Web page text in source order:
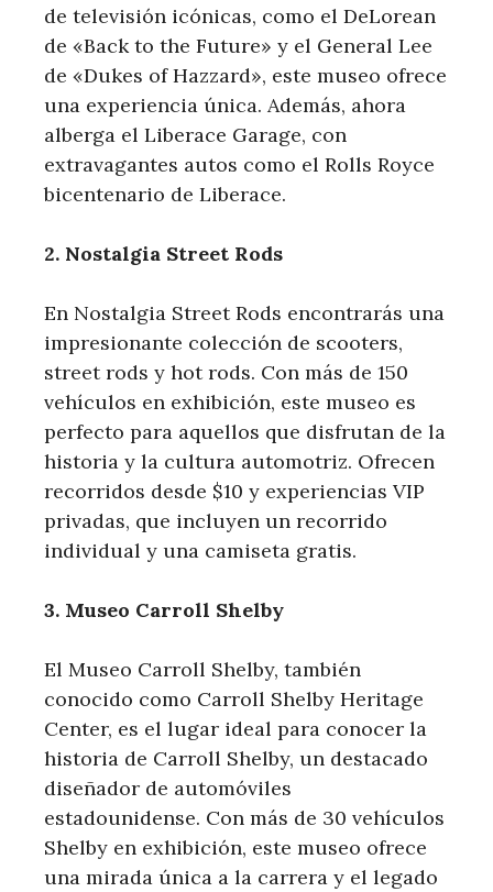
de televisión icónicas, ​como el DeLorean
⁢de «Back to the Future» y el General Lee
de «Dukes‌ of Hazzard», este museo ofrece
una⁤ experiencia única. Además, ahora
alberga el Liberace Garage, con
extravagantes⁤ autos como el Rolls Royce
bicentenario de Liberace.
2. Nostalgia Street Rods
En Nostalgia Street Rods encontrarás una
impresionante colección de scooters,
street rods y hot rods. Con más de 150
vehículos en‍ exhibición, este museo es
perfecto para aquellos que disfrutan de la
historia y la cultura automotriz. ⁤Ofrecen
recorridos desde $10 y experiencias VIP
privadas, que incluyen un recorrido
individual y una camiseta gratis.
3. Museo Carroll Shelby
El Museo Carroll Shelby, también
conocido como Carroll Shelby Heritage
Center, es el lugar ideal para conocer la
historia de Carroll Shelby, un⁣ destacado
diseñador de automóviles
estadounidense. Con más‌ de 30 vehículos
Shelby en exhibición, este museo ofrece
una mirada única‌ a la carrera y el legado